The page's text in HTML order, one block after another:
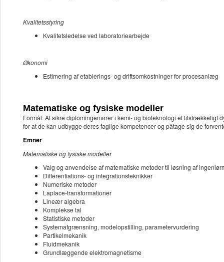
Kvalitetsstyring
Kvalitetsledelse ved laboratoriearbejde
Økonomi
Estimering af etablerings- og driftsomkostninger for procesanlæg
Matematiske og fysiske modeller
Formål: At sikre diplomingeniører i kemi- og bioteknologi et tilstrækkeligt
for at de kan udbygge deres faglige kompetencer og påtage sig de
Emner
Matematiske og fysiske modeller
Valg og anvendelse af matematiske metoder til løsning af
Differentiations- og integrationsteknikker
Numeriske metoder
Laplace-transformationer
Lineær algebra
Komplekse tal
Statistiske metoder
Systemafgrænsning, modelopstilling, parametervurdering
Partikelmekanik
Fluidmekanik
Grundlæggende elektromagnetisme